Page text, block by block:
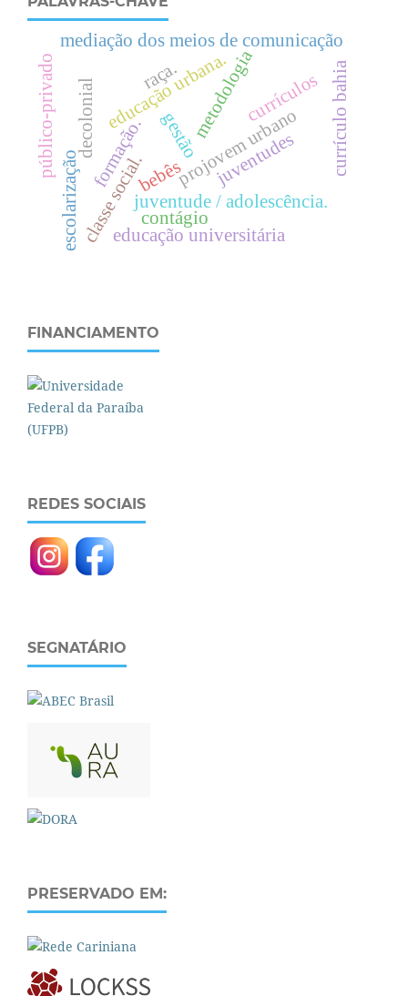
currículos
projovem urbano
juventude / adolescência.
e
d
u
c
a
ç
ã
o
u
r
b
a
n
a
.
c
l
a
s
s
e
s
o
c
i
a
l
.
raça.
gestão juventudes
escolarização
mediação dos meios de comunicação
público-privado formação.
decolonial
bebês
contágio
currículo bahia
metodologia
educação universitária
FINANCIAMENTO
REDES SOCIAIS
SEGNATÁRIO
PRESERVADO EM: